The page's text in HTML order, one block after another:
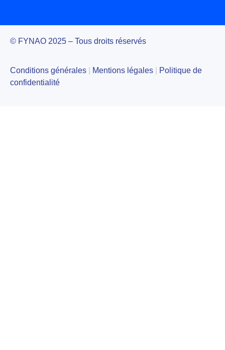
© FYNAO 2025 – Tous droits réservés
Conditions générales Mentions légales
Politique de
confidentialité